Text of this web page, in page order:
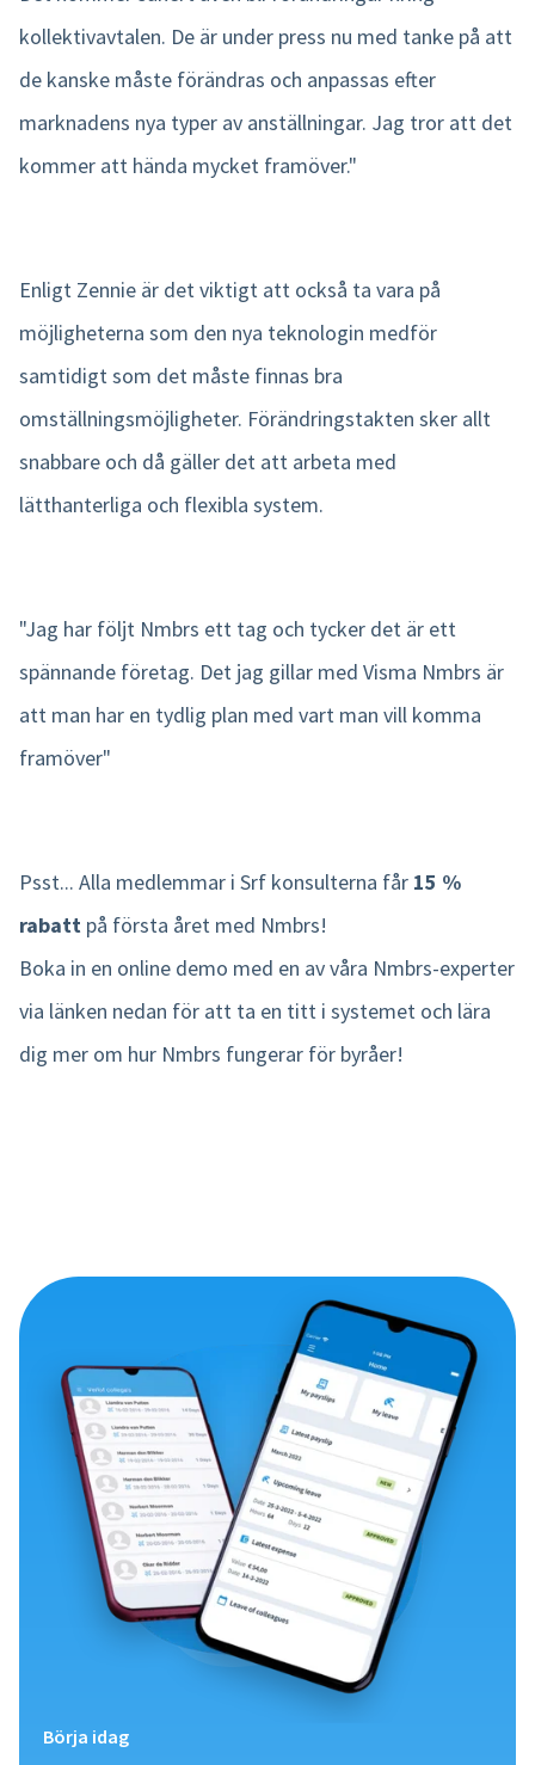
kollektivavtalen. De är under press nu med tanke på att
de kanske måste förändras och anpassas efter
marknadens nya typer av anställningar. Jag tror att det
kommer att hända mycket framöver."
Enligt Zennie är det viktigt att också ta vara på
möjligheterna som den nya teknologin medför
samtidigt som det måste finnas bra
omställningsmöjligheter. Förändringstakten sker allt
snabbare och då gäller det att arbeta med
lätthanterliga och flexibla system.
"Jag har följt Nmbrs ett tag och tycker det är ett
spännande företag. Det jag gillar med Visma Nmbrs är
att man har en tydlig plan med vart man vill komma
framöver"
Psst... Alla medlemmar i Srf konsulterna får 15 %
rabatt på första året med Nmbrs!
Boka in en online demo med en av våra Nmbrs-experter
via länken nedan för att ta en titt i systemet och lära
dig mer om hur Nmbrs fungerar för byråer!
Börja idag